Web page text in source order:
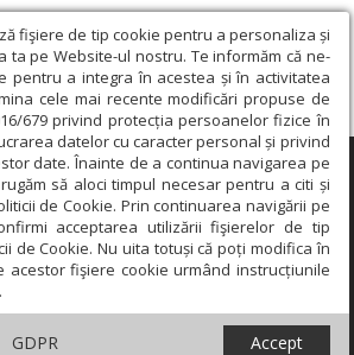
fişiere de tip cookie pentru a personaliza și
ta pe Website-ul nostru. Te informăm că ne-
pentru a integra în acestea și în activitatea
cele mai recente modificări propuse de
679 privind protecția persoanelor fizice în
datelor cu caracter personal și privind
date. Înainte de a continua navigarea pe
să aloci timpul necesar pentru a citi și
de Cookie. Prin continuarea navigării pe
acceptarea utilizării fişierelor de tip
de Cookie. Nu uita totuși că poți modifica în
acestor fişiere cookie urmând instrucțiunile
GDPR Accept
×